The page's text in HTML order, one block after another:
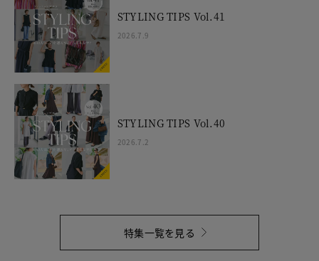
STYLING TIPS Vol.41
2026.7.9
STYLING TIPS Vol.40
2026.7.2
特集一覧を見る